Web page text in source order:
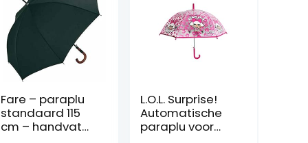
Fare – paraplu
standaard 115
cm – handvat
L.O.L. Surprise!
Automatische
paraplu voor